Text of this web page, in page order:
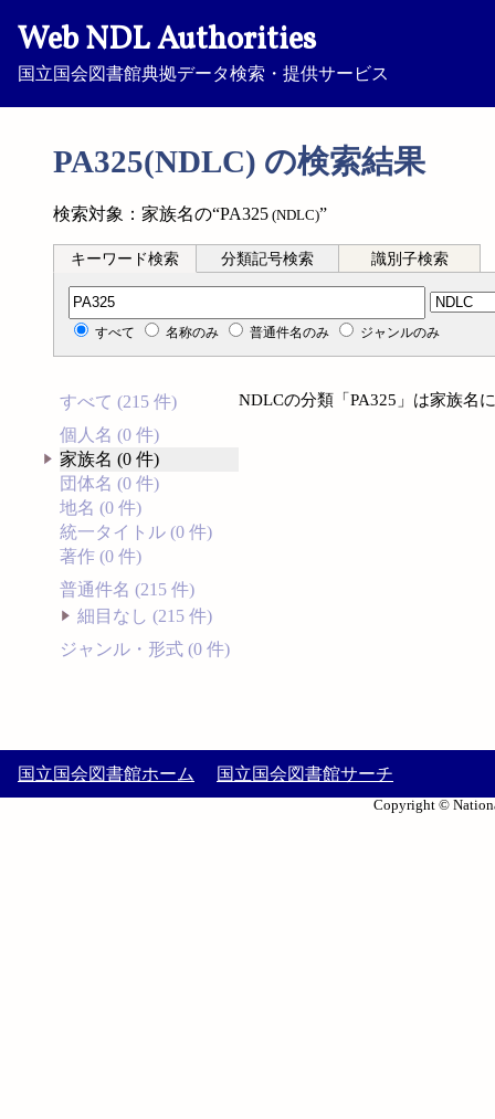
Web NDL Authorities
国立国会図書館典拠データ検索・提供サービス
PA325(NDLC) の検索結果
検索対象：家族名の“PA325 (NDLC)”
キーワード検索 分類記号検索 識別子検索
分類記号検索
すべて 名称のみ 普通件名のみ ジャンルのみ
すべて (215 件)
個人名 (0 件)
家族名 (0 件)
団体名 (0 件)
地名 (0 件)
統一タイトル (0 件)
著作 (0 件)
普通件名 (215 件)
細目なし (215 件)
ジャンル・形式 (0 件)
NDLCの分類「PA325」は家族名
国立国会図書館ホーム 国立国会図書館サーチ
Copyright ©